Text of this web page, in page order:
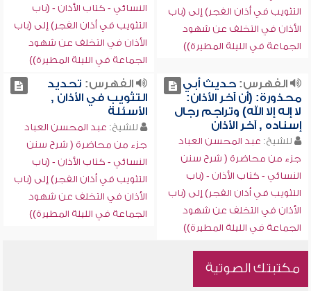
التثويب في أذان الفجر) إلى (باب
الأذان في التخلف عن شهود
الجماعة في الليلة المطيرة))
النسائي - كتاب الأذان - (باب
التثويب في أذان الفجر) إلى (باب
الأذان في التخلف عن شهود
الجماعة في الليلة المطيرة))
الفهرس:حديث أبي
محذورة: (أن آخر الأذان:
لا إله إلا الله) وتراجم رجال
إسناده , آخر الأذان
للشيخ: عبد المحسن العباد
جزء من محاضرة ( شرح سنن
النسائي - كتاب الأذان - (باب
التثويب في أذان الفجر) إلى (باب
الأذان في التخلف عن شهود
الجماعة في الليلة المطيرة))
الفهرس: تحديد
التثويب في الأذان ,
الأسئلة
للشيخ: عبد المحسن العباد
جزء من محاضرة ( شرح سنن
النسائي - كتاب الأذان - (باب
التثويب في أذان الفجر) إلى (باب
الأذان في التخلف عن شهود
الجماعة في الليلة المطيرة))
مكتبتك الصوتية